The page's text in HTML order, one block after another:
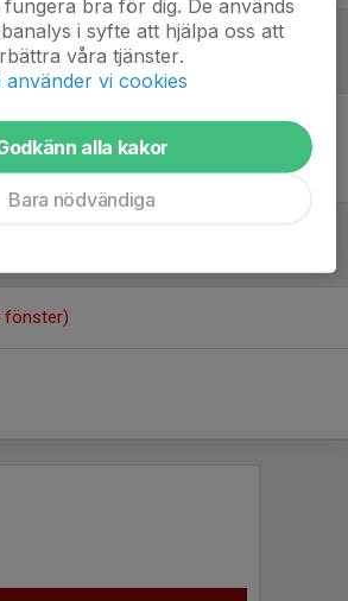
Inget referat skrivet
fönster)
bra för dig. De används
i syfte att hjälpa oss att
våra tjänster.
använder vi cookies
alla kakor
Bara nödvändiga